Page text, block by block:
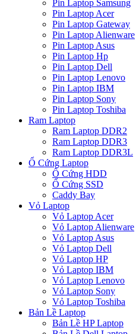
Pin Laptop Samsung
Pin Laptop Acer
Pin Laptop Gateway
Pin Laptop Alienware
Pin Laptop Asus
Pin Laptop Hp
Pin Laptop Dell
Pin Laptop Lenovo
Pin Laptop IBM
Pin Laptop Sony
Pin Laptop Toshiba
Ram Laptop
Ram Laptop DDR2
Ram Laptop DDR3
Ram Laptop DDR3L
Ổ Cứng Laptop
Ổ Cứng HDD
Ổ Cứng SSD
Caddy Bay
Vỏ Laptop
Vỏ Laptop Acer
Vỏ Laptop Alienware
Vỏ Laptop Asus
Vỏ Laptop Dell
Vỏ Laptop HP
Vỏ Laptop IBM
Vỏ Laptop Lenovo
Vỏ Laptop Sony
Vỏ Laptop Toshiba
Bản Lề Laptop
Bản Lề HP Laptop